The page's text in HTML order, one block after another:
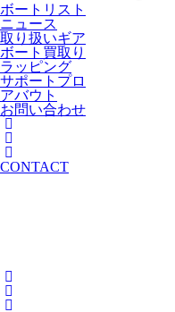
ボートリスト
ニュース
取り扱いギア
ボート買取り
ラッピング
サポートプロ
アバウト
お問い合わせ
CONTACT